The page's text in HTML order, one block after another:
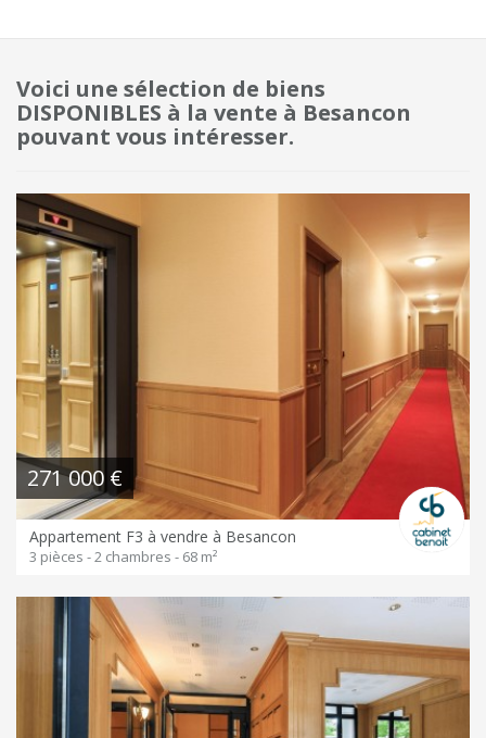
Voici une sélection de biens
DISPONIBLES à la vente à Besancon
pouvant vous intéresser.
271 000 €
Appartement F3 à vendre à Besancon
3 pièces - 2 chambres - 68 m²